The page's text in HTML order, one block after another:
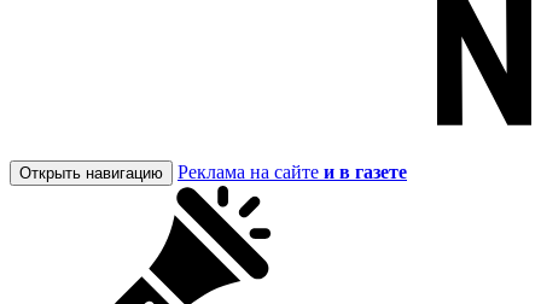
Открыть навигацию Реклама на сайте и в газете